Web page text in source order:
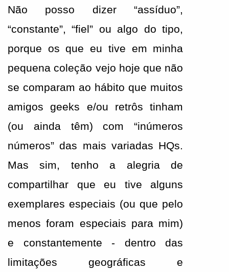
Não posso dizer “assíduo”,
“constante”, “fiel” ou algo do tipo,
porque os que eu tive em minha
pequena coleção vejo hoje que não
se comparam ao hábito que muitos
amigos geeks e/ou retrôs tinham
(ou ainda têm) com “inúmeros
números” das mais variadas HQs.
Mas sim, tenho a alegria de
compartilhar que eu tive alguns
exemplares especiais (ou que pelo
menos foram especiais para mim)
e constantemente - dentro das
limitações geográficas e